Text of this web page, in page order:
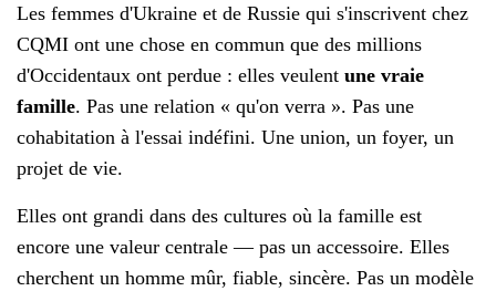
Les femmes d'Ukraine et de Russie qui s'inscrivent chez
CQMI ont une chose en commun que des millions
d'Occidentaux ont perdue : elles veulent une vraie
famille. Pas une relation « qu'on verra ». Pas une
cohabitation à l'essai indéfini. Une union, un foyer, un
projet de vie.
Elles ont grandi dans des cultures où la famille est
encore une valeur centrale — pas un accessoire. Elles
cherchent un homme mûr, fiable, sincère. Pas un modèle